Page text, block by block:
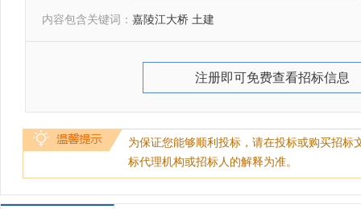
内容包含关键词： 嘉陵江大桥 土建
注册即可免费查看招标信息
为保证您能够顺利投标，请在投标或购买招
标代理机构或招标人的解释为准。